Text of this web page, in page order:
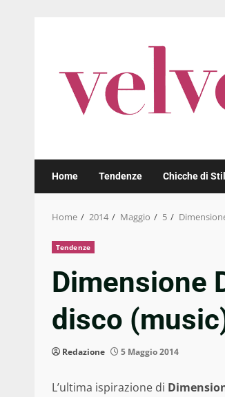
Home Tendenze Chicche di
Home 2014 Maggio 5
Tendenze
Dimensione
disco
Redazione 5 Maggio 2014
L’ultima ispirazione di